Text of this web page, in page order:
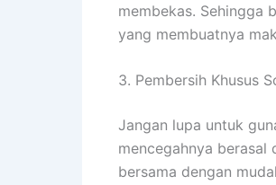
membekas. Sehingga
yang membuatnya
3. Pembersih Khusus
Jangan lupa untuk
mencegahnya
bersama dengan